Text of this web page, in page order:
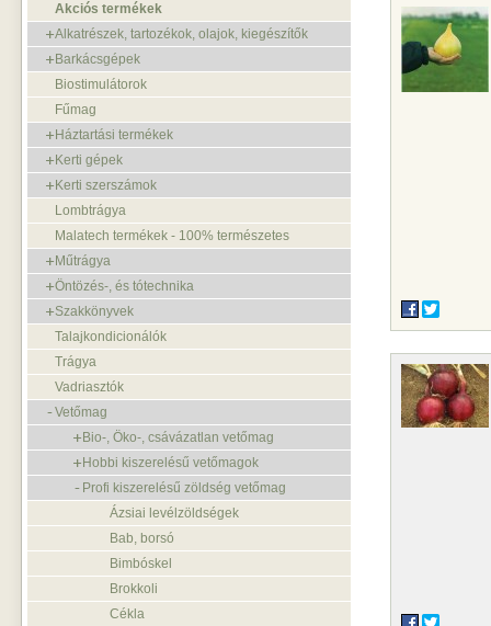
Akciós termékek
Alkatrészek, tartozékok, olajok, kiegészítők
Barkácsgépek
Biostimulátorok
Fűmag
Háztartási termékek
Kerti gépek
Kerti szerszámok
Lombtrágya
Malatech termékek - 100% természetes
Műtrágya
Öntözés-, és tótechnika
Szakkönyvek
Talajkondicionálók
Trágya
Vadriasztók
Vetőmag
Bio-, Öko-, csávázatlan vetőmag
Hobbi kiszerelésű vetőmagok
Profi kiszerelésű zöldség vetőmag
Ázsiai levélzöldségek
Bab, borsó
Bimbóskel
Brokkoli
Cékla